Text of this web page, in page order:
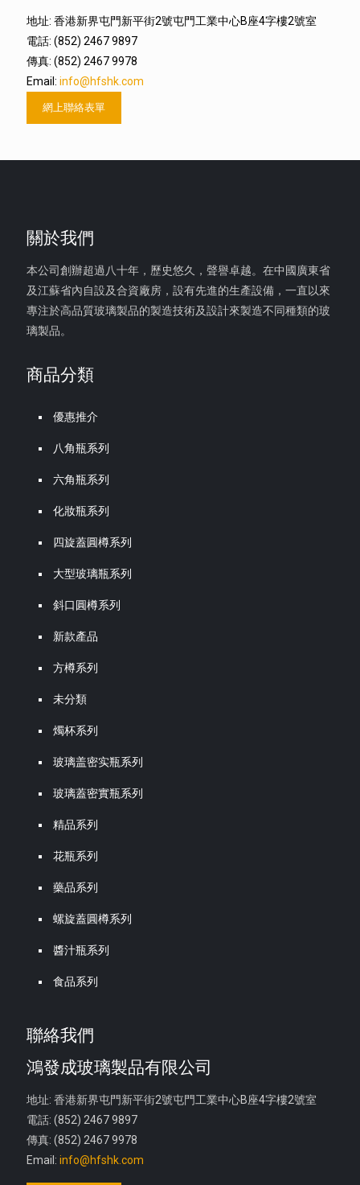
地址: 香港新界屯門新平街2號屯門工業中心B座4字樓2號室
電話: (852) 2467 9897
傳真: (852) 2467 9978
Email: info@hfshk.com
網上聯絡表單
關於我們
本公司創辦超過八十年，歷史悠久，聲譽卓越。在中國廣東省
及江蘇省內自設及合資廠房，設有先進的生產設備，一直以來
專注於高品質玻璃製品的製造技術及設計來製造不同種類的玻
璃製品。
商品分類
優惠推介
八角瓶系列
六角瓶系列
化妝瓶系列
四旋蓋圓樽系列
大型玻璃瓶系列
斜口圓樽系列
新款產品
方樽系列
未分類
燭杯系列
玻璃盖密实瓶系列
玻璃蓋密實瓶系列
精品系列
花瓶系列
藥品系列
螺旋蓋圓樽系列
醬汁瓶系列
食品系列
聯絡我們
鴻發成玻璃製品有限公司
地址: 香港新界屯門新平街2號屯門工業中心B座4字樓2號室
電話: (852) 2467 9897
傳真: (852) 2467 9978
Email: info@hfshk.com